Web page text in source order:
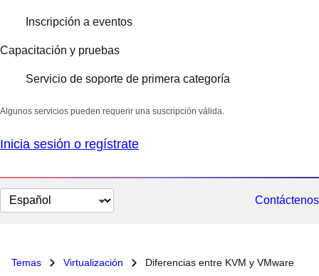
Inscripción a eventos
Capacitación y pruebas
Servicio de soporte de primera categoría
Algunos servicios pueden requerir una suscripción válida.
Inicia sesión o regístrate
Cambiar
el
Contáctenos
Temas Virtualización Diferencias entre KVM y VMware